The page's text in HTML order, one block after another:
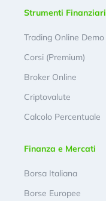
Strumenti Finanziari
Trading Online Demo
Corsi (Premium)
Broker Online
Criptovalute
Calcolo Percentuale
Finanza e Mercati
Borsa Italiana
Borse Europee